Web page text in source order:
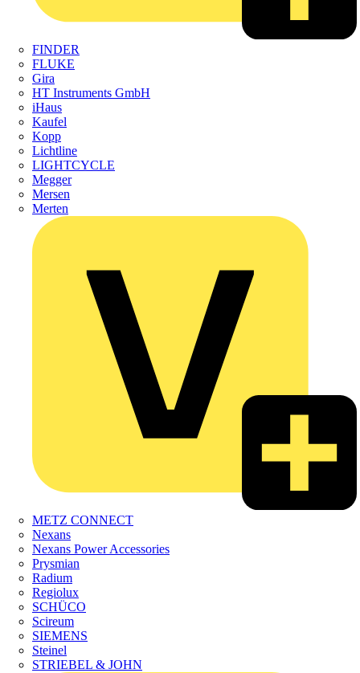
FINDER
FLUKE
Gira
HT Instruments GmbH
iHaus
Kaufel
Kopp
Lichtline
LIGHTCYCLE
Megger
Mersen
Merten
METZ CONNECT
Nexans
Nexans Power Accessories
Prysmian
Radium
Regiolux
SCHÜCO
Scireum
SIEMENS
Steinel
STRIEBEL & JOHN